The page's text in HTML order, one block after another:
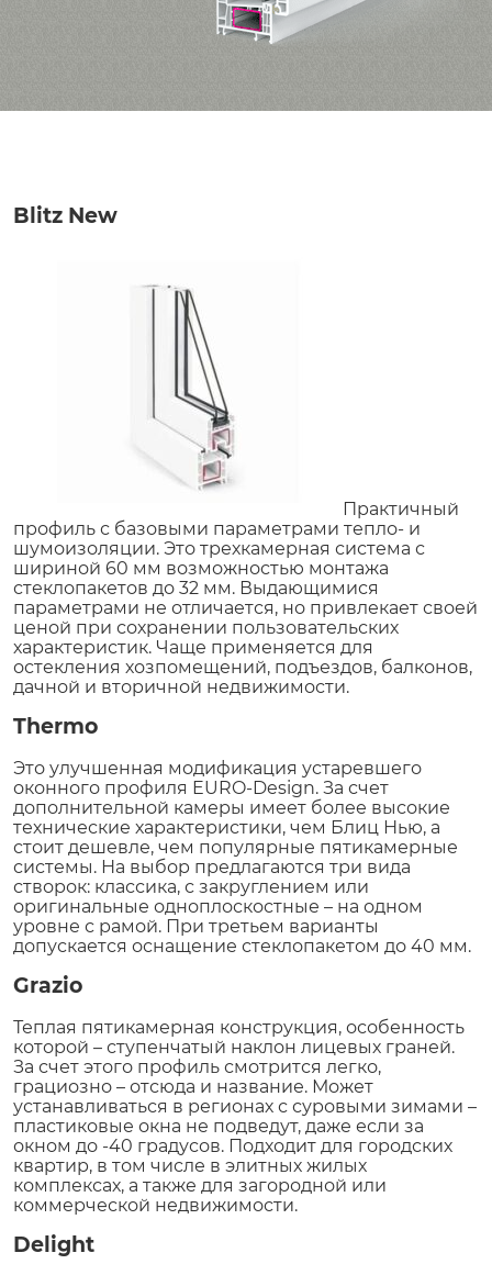
Blitz New
Практичный
профиль с базовыми параметрами тепло- и
шумоизоляции. Это трехкамерная система с
шириной 60 мм возможностью монтажа
стеклопакетов до 32 мм. Выдающимися
параметрами не отличается, но привлекает своей
ценой при сохранении пользовательских
характеристик. Чаще применяется для
остекления хозпомещений, подъездов, балконов,
дачной и вторичной недвижимости.
Thermo
Это улучшенная модификация устаревшего
оконного профиля EURO-Design. За счет
дополнительной камеры имеет более высокие
технические характеристики, чем Блиц Нью, а
стоит дешевле, чем популярные пятикамерные
системы. На выбор предлагаются три вида
створок: классика, с закруглением или
оригинальные одноплоскостные – на одном
уровне с рамой. При третьем варианты
допускается оснащение стеклопакетом до 40 мм.
Grazio
Теплая пятикамерная конструкция, особенность
которой – ступенчатый наклон лицевых граней.
За счет этого профиль смотрится легко,
грациозно – отсюда и название. Может
устанавливаться в регионах с суровыми зимами –
пластиковые окна не подведут, даже если за
окном до -40 градусов. Подходит для городских
квартир, в том числе в элитных жилых
комплексах, а также для загородной или
коммерческой недвижимости.
Delight